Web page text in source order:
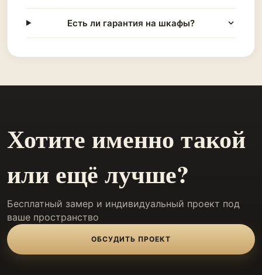
Есть ли гарантия на шкафы?
Хотите именно такой
или ещё лучше?
Бесплатный замер и индивидуальный проект под
ваше пространство
ОБСУДИТЬ ПРОЕКТ